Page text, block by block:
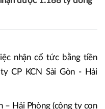
nhận cổ tức bằng tiền
CP KCN Sài Gòn - Hải
– Hải Phòng (công ty con